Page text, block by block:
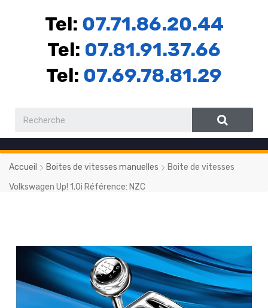
Tel: 07.71.86.20.44
Tel: 07.81.91.37.66
Tel: 07.69.78.81.29
Accueil Boites de vitesses manuelles
Boite de vitesses
Volkswagen Up! 1.0i Référence: NZC